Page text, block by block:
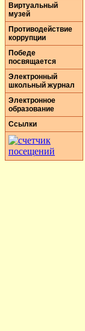
Виртуальный
музей
Противодействие
коррупции
Победе
посвящается
Электронный
школьный журнал
Электронное
образование
Ссылки